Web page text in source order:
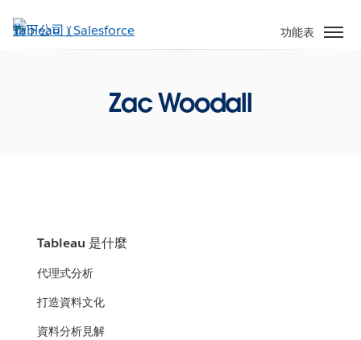
至
功能表
Zac Woodall
Tableau 是什麼
代理式分析
打造資料文化
資料分析見解